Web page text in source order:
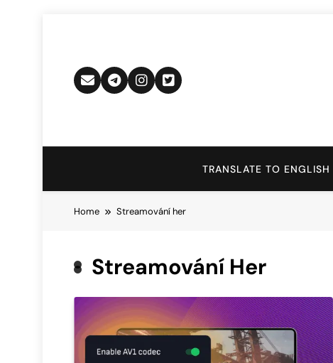
TRANSLATE TO ENGLISH
Home Streamování her
Streamování Her